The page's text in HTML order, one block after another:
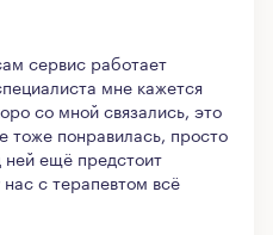
сервис работает
мне кажется
со мной связались, это
тоже понравилась, просто
ещё предстоит
с терапевтом всё